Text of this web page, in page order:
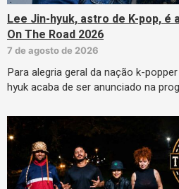
Lee Jin-hyuk, astro de K-pop, é
On The Road 2026
7 de agosto de 2026
Para alegria geral da nação k-
hyuk acaba de ser anunciado na